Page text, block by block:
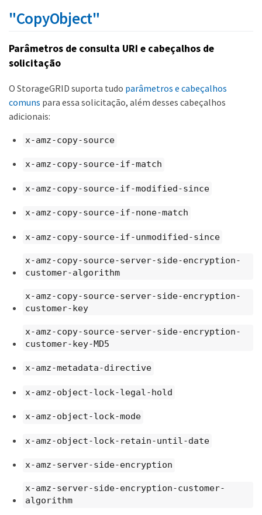
"CopyObject"
Parâmetros de consulta URI e cabeçalhos de
solicitação
O StorageGRID suporta tudo parâmetros e cabeçalhos
comuns para essa solicitação, além desses cabeçalhos
adicionais:
x-amz-copy-source
x-amz-copy-source-if-match
x-amz-copy-source-if-modified-since
x-amz-copy-source-if-none-match
x-amz-copy-source-if-unmodified-since
x-amz-copy-source-server-side-encryption-
customer-algorithm
x-amz-copy-source-server-side-encryption-
customer-key
x-amz-copy-source-server-side-encryption-
customer-key-MD5
x-amz-metadata-directive
x-amz-object-lock-legal-hold
x-amz-object-lock-mode
x-amz-object-lock-retain-until-date
x-amz-server-side-encryption
x-amz-server-side-encryption-customer-
algorithm